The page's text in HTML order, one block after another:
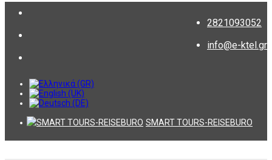
2821093052
info@e-ktel.gr
SMART TOURS-REISEBURO